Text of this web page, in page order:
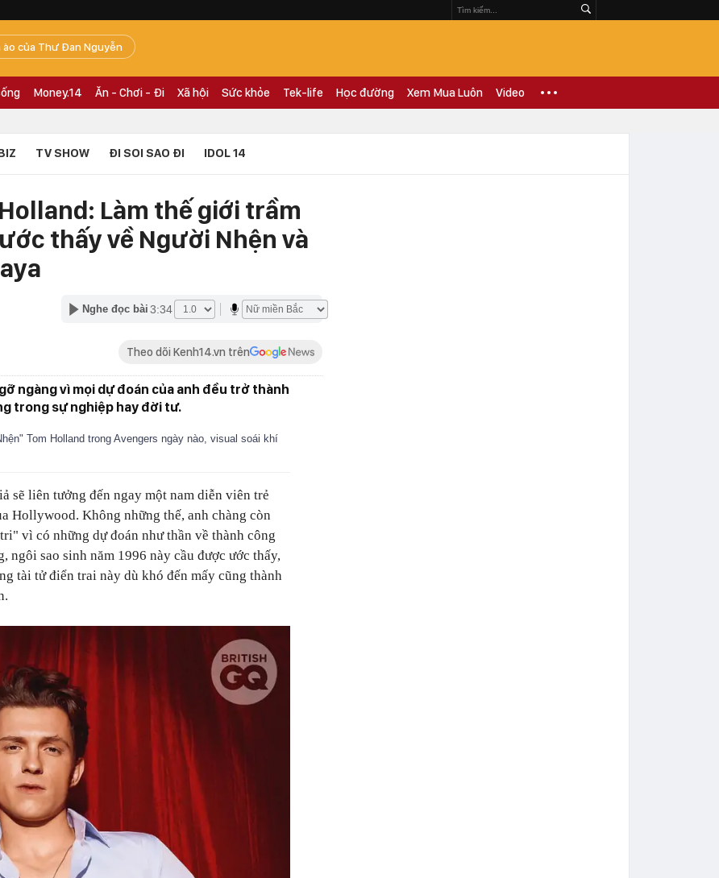
ào của Thư Đan Nguyễn
Money.14 Ăn - Chơi - Đi Xã hội Sức khỏe Tek-life Học đường Xem Mua Luôn Video
TV SHOW ĐI SOI SAO ĐI IDOL 14
Làm thế giới trầm
thấy về Người Nhện và
Nghe đọc bài 3:34
Theo dõi Kenh14.vn trên
ngàng vì mọi dự đoán của anh đều trở thành
trong sự nghiệp hay đời tư.
Tom Holland trong Avengers ngày nào, visual soái khí
sẽ liên tưởng đến ngay một nam diễn viên trẻ
Hollywood. Không những thế, anh chàng còn
vì có những dự đoán như thần về thành công
ngôi sao sinh năm 1996 này cầu được ước thấy,
tài tử điển trai này dù khó đến mấy cũng thành